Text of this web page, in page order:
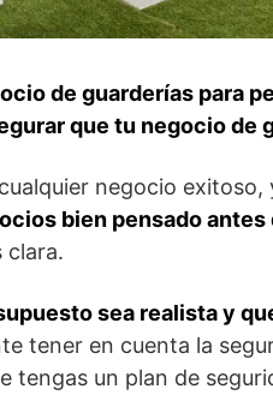
de guarderías para
que tu negocio
negocio
bien pensado antes
clara.
sea realista y
tener en cuenta la
tengas un plan de